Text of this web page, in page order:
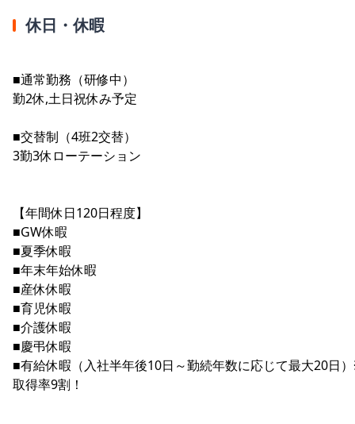
休日・休暇
■通常勤務（研修中）
勤2休,土日祝休み予定
■交替制（4班2交替）
3勤3休ローテーション
【年間休日120日程度】
■GW休暇
■夏季休暇
■年末年始休暇
■産休休暇
■育児休暇
■介護休暇
■慶弔休暇
■有給休暇（入社半年後10日～勤続年数に応じて最大20日
取得率9割！